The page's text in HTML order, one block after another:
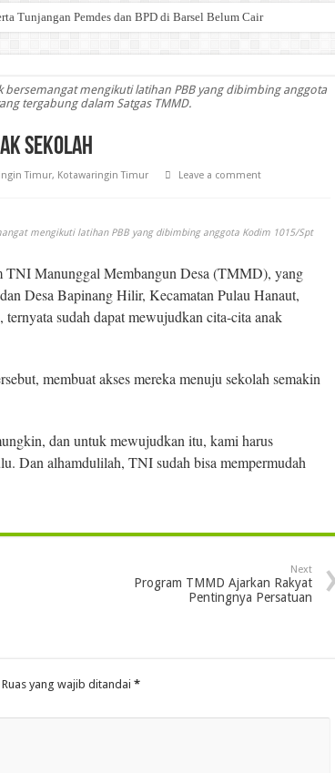
Tunjangan Pemdes dan BPD di Barsel Belum Cair
bersemangat mengikuti latihan PBB yang dibimbing anggota
tergabung dalam Satgas TMMD.
Sekolah
Timur, Kotawaringin Timur
Leave a comment
mengikuti latihan PBB yang dibimbing anggota Kodim 1015/Spt
TNI Manunggal Membangun Desa (TMMD), yang
Desa Bapinang Hilir, Kecamatan Pulau Hanaut,
sudah dapat mewujudkan cita-cita anak
membuat akses mereka menuju sekolah semakin
dan untuk mewujudkan itu, kami harus
Dan alhamdulilah, TNI sudah bisa mempermudah
Next
Program TMMD Ajarkan Rakyat
Pentingnya Persatuan
Ruas yang wajib ditandai *